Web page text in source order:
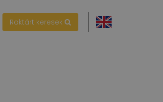
Raktárt keresek